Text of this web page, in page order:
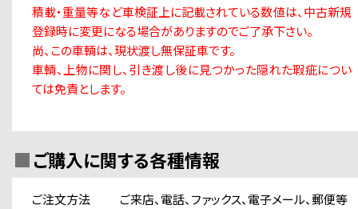
積載・重量等など車検証上に記載されている数値は、中古新規
登録時に変更になる場合がありますのでご了承下さい。
尚、この車輌は、現状渡し無保証車です。
車輌、上物に関し、引き渡し後に見つかった隠れた瑕疵につい
ては免責とします。
ご購入に関する各種情報
ご注文方法
ご来店、電話、ファックス、電子メール、郵便等